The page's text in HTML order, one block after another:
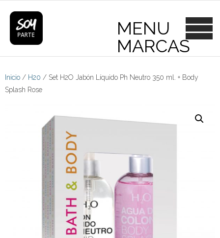
content
Inicio / H20 / Set H2O Jabón Líquido Ph Neutro 350 ml. + Body
Splash Rose